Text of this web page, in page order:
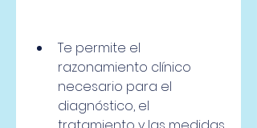
Te permite el
razonamiento clínico
necesario para el
diagnóstico, el